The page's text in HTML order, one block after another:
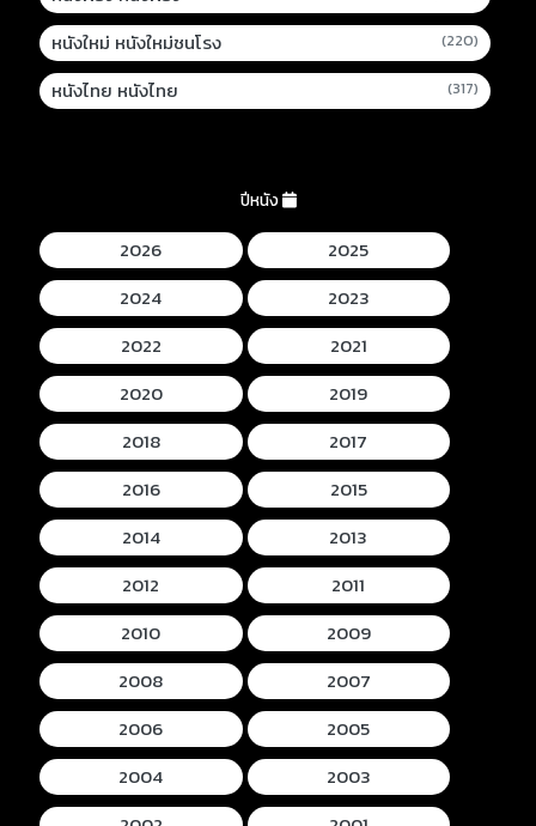
หนังใหม่ หนังใหม่ชนโรง (220)
หนังไทย หนังไทย (317)
ปีหนัง
2026
2025
2024
2023
2022
2021
2020
2019
2018
2017
2016
2015
2014
2013
2012
2011
2010
2009
2008
2007
2006
2005
2004
2003